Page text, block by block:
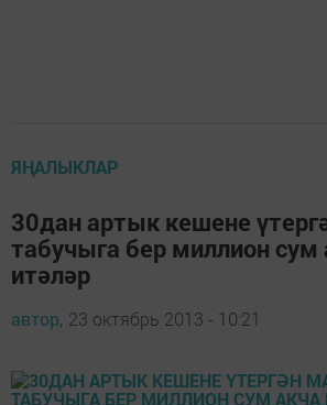
ЯҢАЛЫКЛАР
30дан артык кешене
табучыга бер миллион сум
итәләр
автор, 23 октябрь 2013 - 10:21